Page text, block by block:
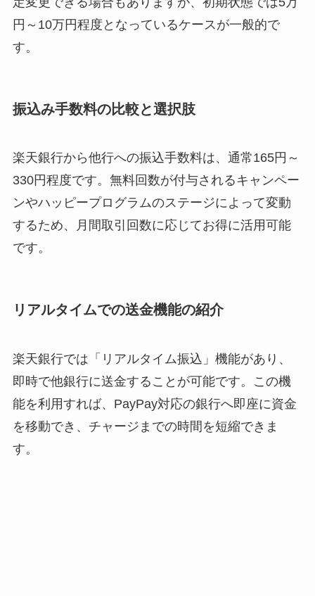
円～10万円程度となっているケースが一般的で
す。
振込み手数料の比較と選択肢
楽天銀行から他行への振込手数料は、通常165円～
330円程度です。無料回数が付与されるキャンペー
ンやハッピープログラムのステージによって変動
するため、月間取引回数に応じてお得に活用可能
です。
リアルタイムでの送金機能の紹介
楽天銀行では「リアルタイム振込」機能があり、
即時で他銀行に送金することが可能です。この機
能を利用すれば、PayPay対応の銀行へ即座に資金
を移動でき、チャージまでの時間を短縮できま
す。